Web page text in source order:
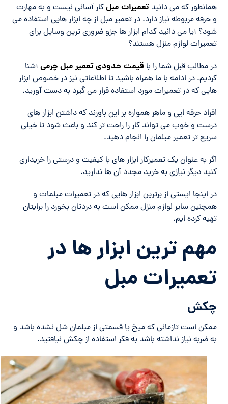
همانطور که می دانیدتعمیرات مبلکار آسانی نیست و به مهارت
و حرفه مربوطه نیاز دارد. در تعمیر مبل از چه ابزار هایی استفاده می
شود؟ آیا می دانید کدام ابزار ها جزو ضروری ترین وسایل برای
تعمیرات لوازم منزل هستند؟
در مطالب قبل شما را با قیمت حدودی تعمیر مبل چرمیآشنا
کردیم. در ادامه با ما همراه باشید تا اطلاعاتی نیز در خصوص ابزار
هایی که در تعمیرات مورد استفاده قرار می گیرد به دست آورید.
افراد حرفه ایی و ماهر همواره بر این باورند که داشتن ابزار های
درست و خوب می تواند کار را راحت تر کند و باعث شود تا خیلی
سریع تر تعمیر مبلمان را انجام دهید.
اگر به عنوان یک تعمیرکار ابزار های با کیفیت و درستی را خریداری
کنید دیگر نیازی به خرید مجدد آن ها ندارید.
در اینجا ایستی از برترین ابزار هایی که در تعمیرات مبلمات و
همچنین سایر لوازم منزل ممکن است به دردتان بخورد را برایتان
تهیه کرده ایم.
مهم ترین ابزار ها در
تعمیرات مبل
چکش
ممکن است تازمانی که میخ یا قسمتی از مبلمان شل نشده باشد و
به ضربه نیاز نداشته باشد به فکر استفاده از چکش نیافتید.